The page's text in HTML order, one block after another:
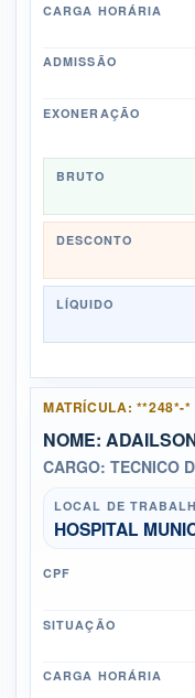
CARGA HORÁRIA
ADMISSÃO
EXONERAÇÃO
BRUTO
DESCONTO
LÍQUIDO
MATRÍCULA: **248*-*
NOME:
CARGO: TECNICO
LOCAL DE
HOSPITAL
CPF
SITUAÇÃO
CARGA HORÁRIA